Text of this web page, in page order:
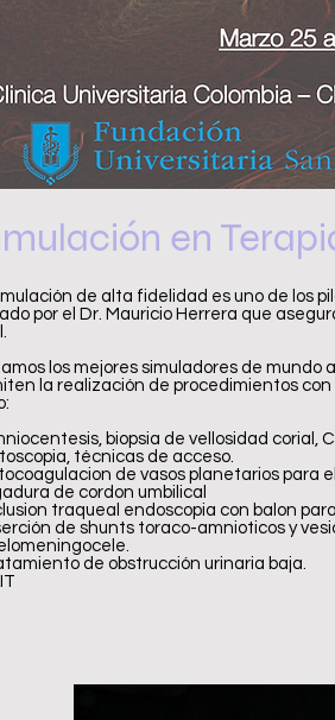
en
de alta fidelidad es uno de los
por el Dr. Mauricio Herrera que
los mejores simuladores de mundo
la realización de procedimientos
biopsia de vellosidad corial,
técnicas de acceso.
de vasos planetarios para
de cordon umbilical
traqueal endoscopia con balon
de shunts toraco-amnioticos y
de obstrucción urinaria baja.